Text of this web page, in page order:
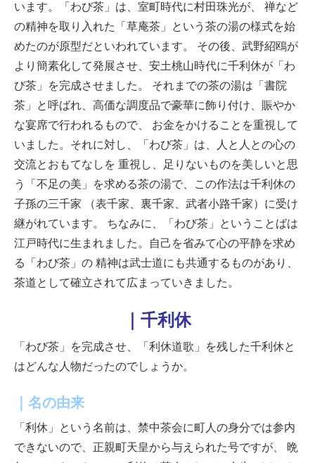
います。「わび茶」は、 室町時代に村田珠光が、
禅など
の精神を取り入れた「草庵茶」という茶の湯の様式を始
めたのが原型だといわれています。
その後、武野紹鴎が
より簡素化して発展させ、安土桃山時代に千利休が「わ
び茶」を完成させました。
それまでの茶の湯は「書院
茶」と呼ばれ、高価な調度品で豪華に飾り付け、賑やか
な宴席で行われるもので、
お金をかけることを重視して
いました。それに対し、「わび茶」は、人と人との心の
交流とおもてなしを 重視し、足りないものを美しいと思
う
「不足の美」を求める茶の湯で、この作法は千利休の
子孫の三千家 （表千家、裏千家、武者小路千家）に受け
継がれています。
ちなみに、「わび茶」ということばは
江戸時代に生まれました。自己を省みて心の平静を求め
る「わび茶」の 精神は武士道にも共通するものがあり、
茶道として確立されて広まっていきました。
｜千利休
「わび茶」を完成させ、「利休道歌」を残した千利休と
はどんな人物だったのでしょうか。
｜名の由来
「利休」という名前は、禁中茶会に町人の身分では参内
できないので、正親町天皇から与えられた号ですが、
晩